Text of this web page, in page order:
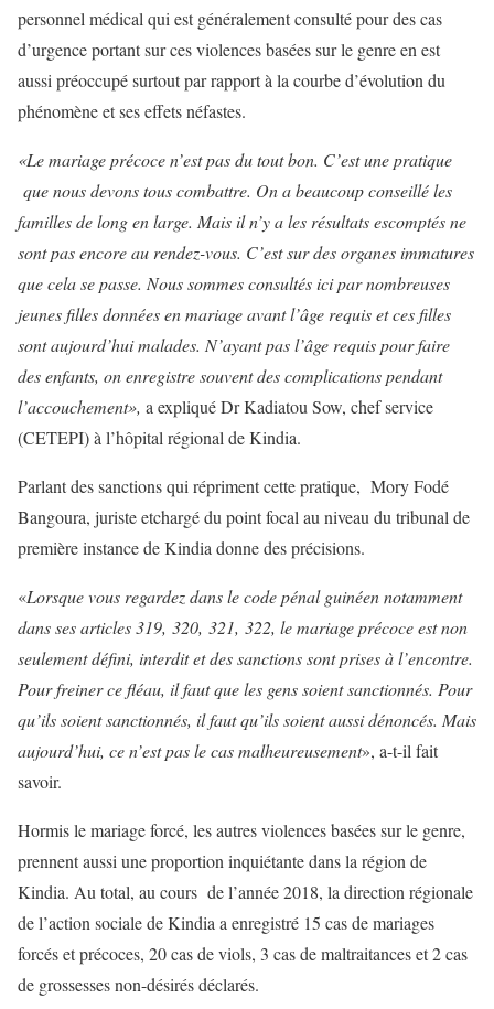
personnel médical qui est généralement consulté pour des cas
d’urgence portant sur ces violences basées sur le genre en est
aussi préoccupé surtout par rapport à la courbe d’évolution du
phénomène et ses effets néfastes.
«Le mariage précoce n’est pas du tout bon. C’est une pratique
que nous devons tous combattre. On a beaucoup conseillé les
familles de long en large. Mais il n’y a les résultats escomptés ne
sont pas encore au rendez-vous. C’est sur des organes immatures
que cela se passe. Nous sommes consultés ici par nombreuses
jeunes filles données en mariage avant l’âge requis et ces filles
sont aujourd’hui malades. N’ayant pas l’âge requis pour faire
des enfants, on enregistre souvent des complications pendant
l’accouchement», a expliqué Dr Kadiatou Sow, chef service
(CETEPI) à l’hôpital régional de Kindia.
Parlant des sanctions qui répriment cette pratique, Mory Fodé
Bangoura, juriste etchargé du point focal au niveau du tribunal de
première instance de Kindia donne des précisions.
«Lorsque vous regardez dans le code pénal guinéen notamment
dans ses articles 319, 320, 321, 322, le mariage précoce est non
seulement défini, interdit et des sanctions sont prises à l’encontre.
Pour freiner ce fléau, il faut que les gens soient sanctionnés. Pour
qu’ils soient sanctionnés, il faut qu’ils soient aussi dénoncés. Mais
aujourd’hui, ce n’est pas le cas malheureusement», a-t-il fait
savoir.
Hormis le mariage forcé, les autres violences basées sur le genre,
prennent aussi une proportion inquiétante dans la région de
Kindia. Au total, au cours de l’année 2018, la direction régionale
de l’action sociale de Kindia a enregistré 15 cas de mariages
forcés et précoces, 20 cas de viols, 3 cas de maltraitances et 2 cas
de grossesses non-désirés déclarés.